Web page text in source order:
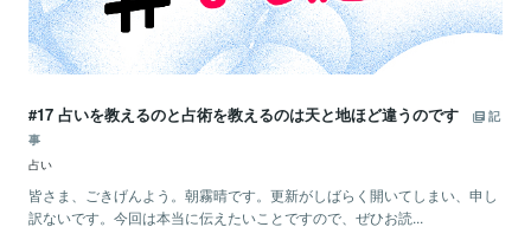
#17 占いを教えるのと占術を教えるのは天と地ほど違うのです
記
事
占い
皆さま、ごきげんよう。朝霧晴です。更新がしばらく開いてしまい、申し
訳ないです。今回は本当に伝えたいことですので、ぜひお読...